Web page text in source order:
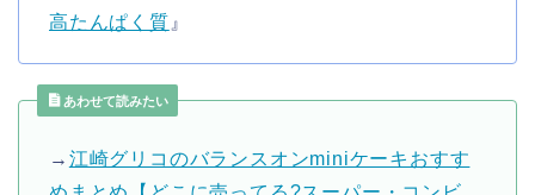
高たんぱく質 』
あわせて読みたい
→ 江崎グリコのバランスオンminiケーキおすす